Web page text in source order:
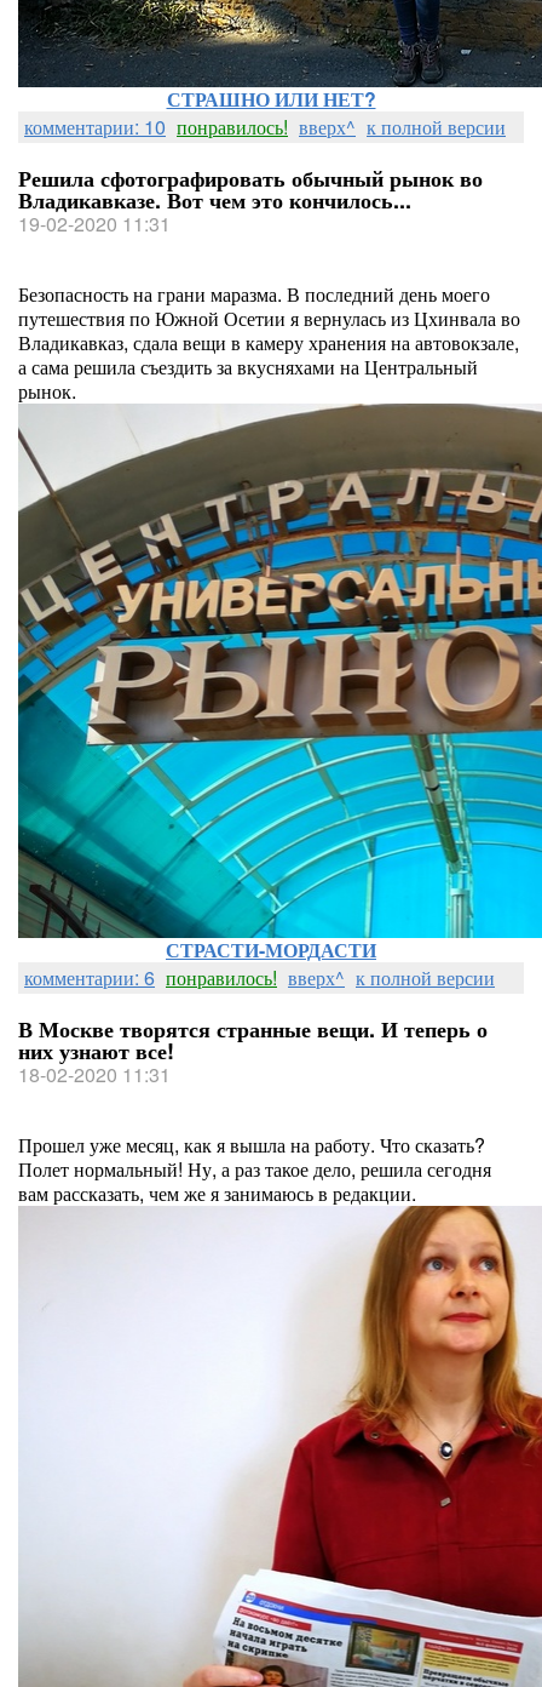
СТРАШНО ИЛИ НЕТ?
комментарии: 10 понравилось! вверх^ к полной версии
Решила сфотографировать обычный рынок во
Владикавказе. Вот чем это кончилось...
19-02-2020 11:31
Безопасность на грани маразма. В последний день моего
путешествия по Южной Осетии я вернулась из Цхинвала во
Владикавказ, сдала вещи в камеру хранения на автовокзале,
а сама решила съездить за вкусняхами на Центральный
рынок.
СТРАСТИ-МОРДАСТИ
комментарии: 6 понравилось! вверх^ к полной версии
В Москве творятся странные вещи. И теперь о
них узнают все!
18-02-2020 11:31
Прошел уже месяц, как я вышла на работу. Что сказать?
Полет нормальный! Ну, а раз такое дело, решила сегодня
вам рассказать, чем же я занимаюсь в редакции.